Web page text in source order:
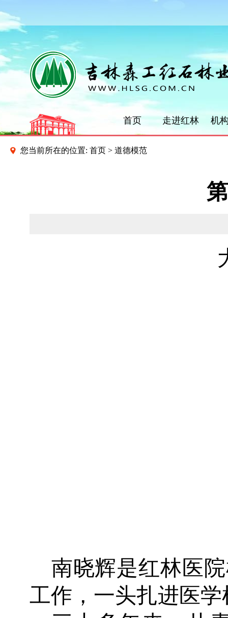
首页 走进红林 机
您当前所在的位置: 首页 > 道德模范
南晓辉是红林医
工作，一头扎进医